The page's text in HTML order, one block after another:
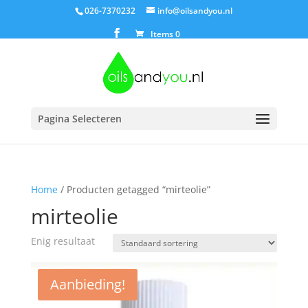
026-7370232
info@oilsandyou.nl
Items 0
Pagina Selecteren
Home/ Producten getagged “mirteolie”
mirteolie
Enig resultaat
Aanbieding!